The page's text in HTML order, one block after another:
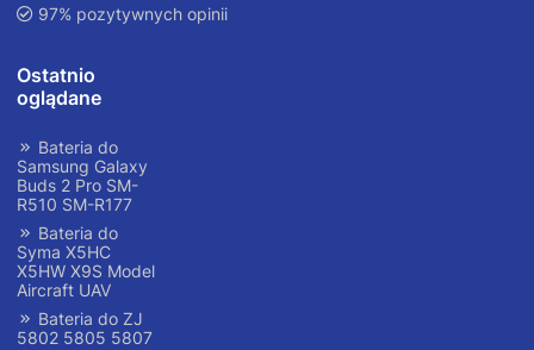
97% pozytywnych opinii
Ostatnio
oglądane
Bateria do
Samsung Galaxy
Buds 2 Pro SM-
R510 SM-R177
Bateria do
Syma X5HC
X5HW X9S Model
Aircraft UAV
Bateria do ZJ
5802 5805 5807